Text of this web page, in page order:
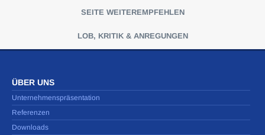
SEITE WEITEREMPFEHLEN
LOB, KRITIK & ANREGUNGEN
ÜBER UNS
Unternehmenspräsentation
Referenzen
Downloads